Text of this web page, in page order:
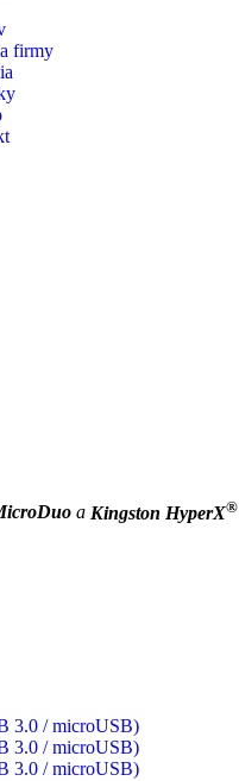
firmy
a Kingston HyperX®
3.0 / microUSB)
3.0 / microUSB)
3.0 / microUSB)